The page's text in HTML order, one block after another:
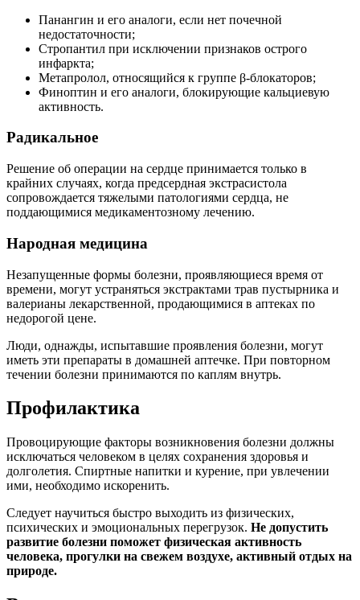
Панангин и его аналоги, если нет почечной
недостаточности;
Стропантил при исключении признаков острого
инфаркта;
Метапролол, относящийся к группе β-блокаторов;
Финоптин и его аналоги, блокирующие кальциевую
активность.
Радикальное
Решение об операции на сердце принимается только в
крайних случаях, когда предсердная экстрасистола
сопровождается тяжелыми патологиями сердца, не
поддающимися медикаментозному лечению.
Народная медицина
Незапущенные формы болезни, проявляющиеся время от
времени, могут устраняться экстрактами трав пустырника и
валерианы лекарственной, продающимися в аптеках по
недорогой цене.
Люди, однажды, испытавшие проявления болезни, могут
иметь эти препараты в домашней аптечке. При повторном
течении болезни принимаются по каплям внутрь.
Профилактика
Провоцирующие факторы возникновения болезни должны
исключаться человеком в целях сохранения здоровья и
долголетия. Спиртные напитки и курение, при увлечении
ими, необходимо искоренить.
Следует научиться быстро выходить из физических,
психических и эмоциональных перегрузок. Не допустить
развитие болезни поможет физическая активность
человека, прогулки на свежем воздухе, активный отдых на
природе.